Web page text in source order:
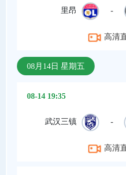
里昂 -
高清
08月14日 星期五
08-14 19:35
武汉三镇 -
高清